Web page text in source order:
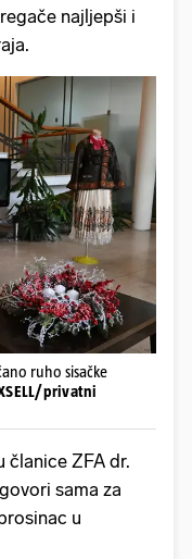
najljepši i
ruho sisačke
privatni
članice ZFA dr.
sama za
u